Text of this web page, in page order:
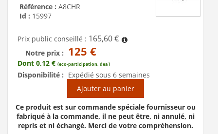
Référence : A8CHR
Id : 15997
Prix public conseillé : 165,60 €
Notre prix : 125 €
Dont 0,12 € (eco-participation, dea )
Disponibilité : Expédié sous 6 semaines
Ajouter au panier
Ce produit est sur commande spéciale fournisseur ou
fabriqué à la commande, il ne peut être, ni annulé, ni
repris et ni échangé. Merci de votre compréhension.